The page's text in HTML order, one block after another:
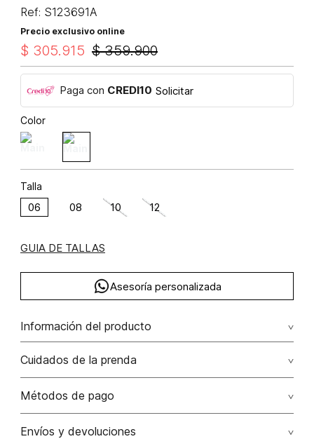
Ref: S123691A
Precio exclusivo online
$ 359.900
$ 305.915
Paga con CREDI10 Solicitar
Color
Talla
06 08 10 12
GUIA DE TALLAS
Asesoría personalizada
Información del producto
poliéster 92% elastano 8% 92.00% poliéster/polyester8.00%
elastano/elastane
Cuidados de la prenda
No dejar en remojo /lavar por separado / no utilizar
Métodos de pago
Tarjetas de crédito: Visa, Dinners, Master Card y American
Envíos y devoluciones